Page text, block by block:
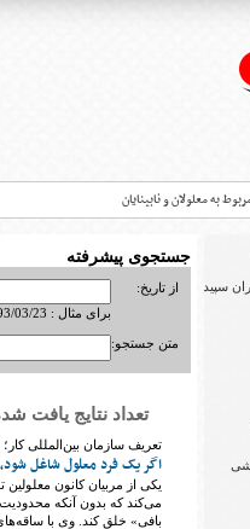
به معلولان و نابینایان
از حقوق معلولان
و نابینایان
خبری نابینایان و تنها روزنامه به خط بریل در
سپید
جستجوی پیشرفته
از تاریخ:
برای مثال : 1393/03/23
متن جستجو:
تعداد نتایج یافت شده : 23 (صفحه 1
تعریف سازمان بین‌المللی کار؛
اگر یک فرد معلول شاغل
یکی از مربیان کانون
می‌کند که بدون آنکه محدودیت
بافی» خلق کند. وی با